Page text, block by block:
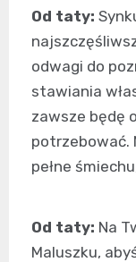
Od taty:
odwagi do
stawiania
zawsze będę
potrzebować.
pełne
Od taty: Na
Maluszku,